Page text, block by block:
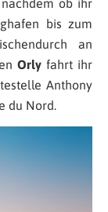
ob ihr
bis zum
an
Orly fahrt ihr
Anthony
du Nord.